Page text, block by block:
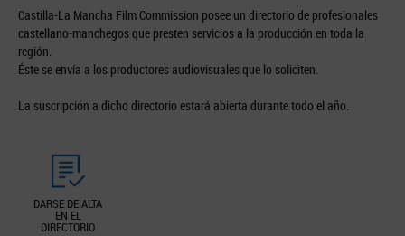
Castilla-La Mancha Film Commission posee un directorio de profesionales
castellano-manchegos que presten servicios a la producción en toda la
región.
Éste se envía a los productores audiovisuales que lo soliciten.
La suscripción a dicho directorio estará abierta durante todo el año.
DARSE DE ALTA
EN EL
DIRECTORIO